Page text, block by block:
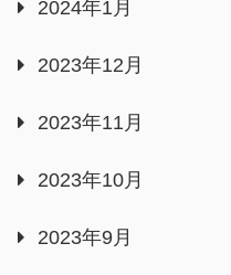
2024年1月
2023年12月
2023年11月
2023年10月
2023年9月